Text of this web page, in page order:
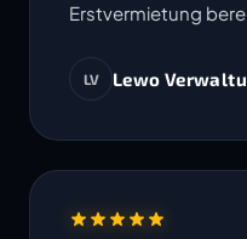
Erstvermietung
LV Lewo